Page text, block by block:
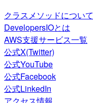
クラスメソッドについて
DevelopersIOとは
AWS支援サービス一覧
公式X(Twitter)
公式YouTube
公式Facebook
公式LinkedIn